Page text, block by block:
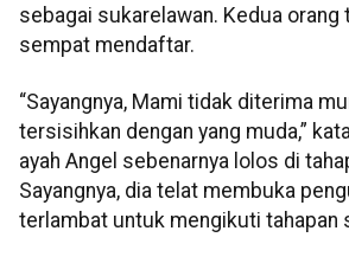
sebagai sukarelawan. Kedua orang
sempat mendaftar.
“Sayangnya, Mami tidak diterima
tersisihkan dengan yang muda,”
ayah Angel sebenarnya lolos di
Sayangnya, dia telat membuka
terlambat untuk mengikuti tahapan